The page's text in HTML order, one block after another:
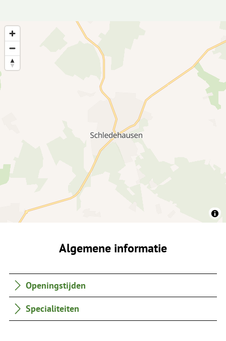
Algemene informatie
Openingstijden
Specialiteiten